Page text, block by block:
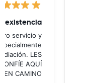
servicio y
LES
AQUÍ
CAMINO!!!